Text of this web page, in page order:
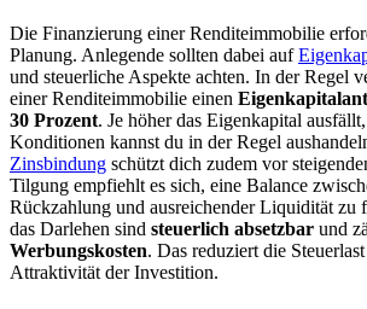
Die Finanzierung einer Renditeimmobilie
Planung. Anlegende sollten dabei auf
und steuerliche Aspekte achten. In der Regel
einer Renditeimmobilie einen
30 Prozent. Je höher das Eigenkapital
Konditionen kannst du in der Regel
Zinsbindung schützt dich zudem vor
Tilgung empfiehlt es sich, eine Balance
Rückzahlung und ausreichender Liquidität zu
das Darlehen sind steuerlich absetzbar und
Werbungskosten. Das reduziert die
Attraktivität der Investition.